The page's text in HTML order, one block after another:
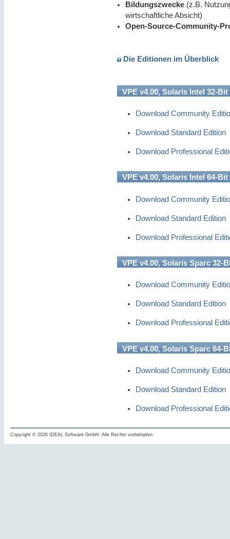
Bildungszwecke (z.B.
wirtschaftliche Absicht)
Open-Source-Community-
Die Editionen im Überblick
VPE v4.00, Solaris Intel 32-Bit
Download Community
Download Standard Edition
Download Professional
VPE v4.00, Solaris Intel 64-Bit
Download Community
Download Standard Edition
Download Professional
VPE v4.00, Solaris Sparc 32-
Download Community
Download Standard Edition
Download Professional
VPE v4.00, Solaris Sparc 64-
Download Community
Download Standard Edition
Download Professional
Copyright © 2026 IDEAL Software GmbH. Alle Rechte vorbehalten.